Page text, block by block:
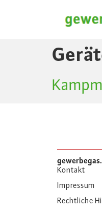
Kontakt
Impressum
Rechtliche